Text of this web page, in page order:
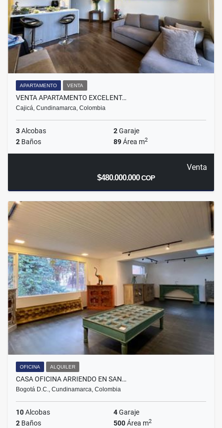
APARTAMENTO VENTA
VENTA APARTAMENTO EXCELENT…
Cajicá, Cundinamarca, Colombia
3Alcobas 2Garaje
2 Baños 89Área m2
Venta
$480.000.000COP
OFICINA ALQUILER
CASA OFICINA ARRIENDO EN SAN…
Bogotá D.C., Cundinamarca, Colombia
10Alcobas 4Garaje
2 Baños 500Área m2